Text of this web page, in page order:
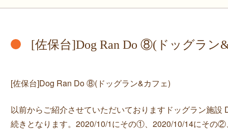
[佐保台]Dog Ran Do ⑧(ドッグラン
[佐保台]Dog Ran Do ⑧(ドッグラン&カフェ)
以前からご紹介させていただいておりますドッグラン施
続きとなります。2020/10/1にその①、2020/10/14にその